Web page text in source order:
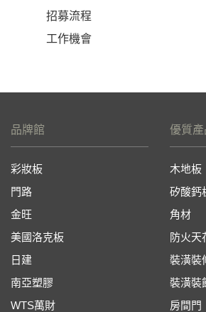
招募流程
工作機會
品牌館
彩妝板
門路
金旺
美國洛克板
日建
南亞塑膠
WTS萬財
優質產
木地板
矽酸鈣
角材
防火天
裝潢裝
裝潢裝
房間門